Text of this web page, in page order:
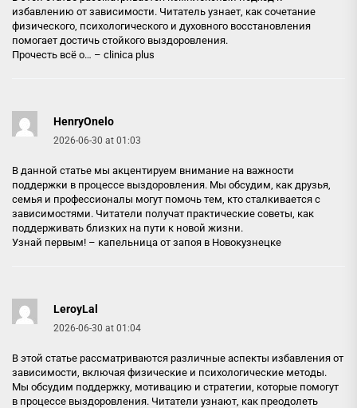
избавлению от зависимости. Читатель узнает, как сочетание
физического, психологического и духовного восстановления
помогает достичь стойкого выздоровления.
Прочесть всё о… – clinica plus
HenryOnelo
2026-06-30 at 01:03
В данной статье мы акцентируем внимание на важности
поддержки в процессе выздоровления. Мы обсудим, как друзья,
семья и профессионалы могут помочь тем, кто сталкивается с
зависимостями. Читатели получат практические советы, как
поддерживать близких на пути к новой жизни.
Узнай первым! – капельница от запоя в Новокузнецке
LeroyLal
2026-06-30 at 01:04
В этой статье рассматриваются различные аспекты избавления от
зависимости, включая физические и психологические методы.
Мы обсудим поддержку, мотивацию и стратегии, которые помогут
в процессе выздоровления. Читатели узнают, как преодолеть